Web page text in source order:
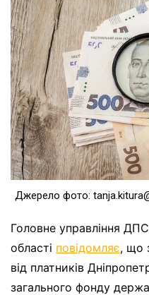
Джерело фото:
Головне управління
області повідомляє, що
від платників
загального фонду